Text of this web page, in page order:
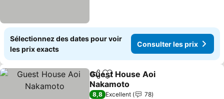
Sélectionnez des dates pour voir
les prix exacts
Consulter les prix
PartagerAjouter à mes favoris
Guest House Aoi
Nakamoto
8,8 Excellent
78